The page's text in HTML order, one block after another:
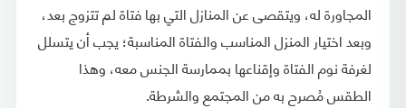
المجاورة له، ويتقصى عن المنازل التي بها فتاة لم تتزوج بعد،
وبعد اختيار المنزل المناسب والفتاة المناسبة؛ يجب أن يتسلل
لغرفة نوم الفتاة وإقناعها بممارسة الجنس معه، وهذا
الطقس مُصرح به من المجتمع والشرطة.